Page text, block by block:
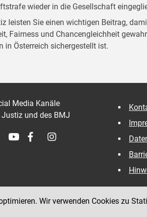
wieder in die Gesellschaft
leisten Sie einen wichtigen Beitrag,
Fairness und Chancengleichheit
in Österreich sichergestellt ist.
Media Kanäle
Justiz und des BMJ
Wir verwenden Cookies zu